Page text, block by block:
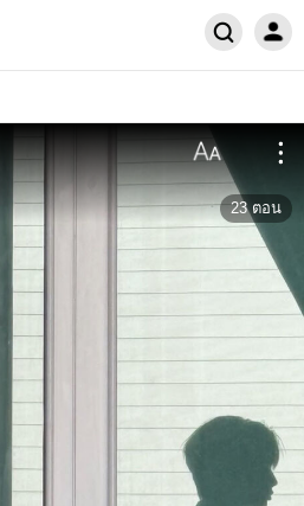
23 ตอน